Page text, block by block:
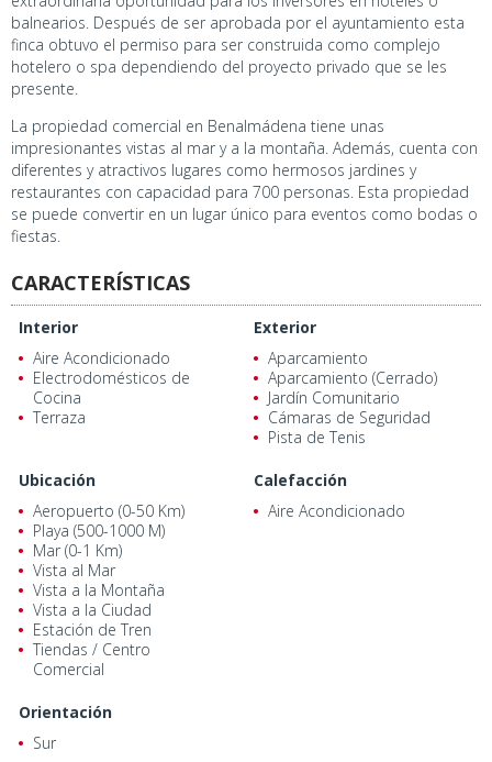
balnearios. Después de ser aprobada por el ayuntamiento esta
finca obtuvo el permiso para ser construida como complejo
hotelero o spa dependiendo del proyecto privado que se les
presente.
La propiedad comercial en Benalmádena tiene unas
impresionantes vistas al mar y a la montaña. Además, cuenta con
diferentes y atractivos lugares como hermosos jardines y
restaurantes con capacidad para 700 personas. Esta propiedad
se puede convertir en un lugar único para eventos como bodas o
fiestas.
CARACTERÍSTICAS
Interior
Aire Acondicionado
Electrodomésticos de
Cocina
Terraza
Exterior
Aparcamiento
Aparcamiento (Cerrado)
Jardín Comunitario
Cámaras de Seguridad
Pista de Tenis
Ubicación
Aeropuerto (0-50 Km)
Playa (500-1000 M)
Mar (0-1 Km)
Vista al Mar
Vista a la Montaña
Vista a la Ciudad
Estación de Tren
Tiendas / Centro
Comercial
Calefacción
Aire Acondicionado
Orientación
Sur